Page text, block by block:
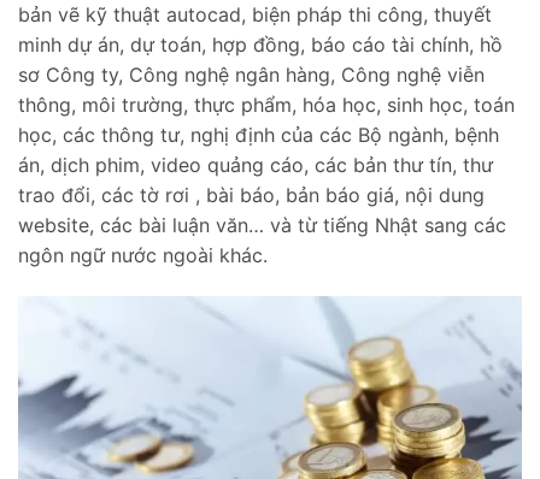
bản vẽ kỹ thuật autocad, biện pháp thi công, thuyết
minh dự án, dự toán, hợp đồng, báo cáo tài chính, hồ
sơ Công ty, Công nghệ ngân hàng, Công nghệ viễn
thông, môi trường, thực phẩm, hóa học, sinh học, toán
học, các thông tư, nghị định của các Bộ ngành, bệnh
án, dịch phim, video quảng cáo, các bản thư tín, thư
trao đổi, các tờ rơi , bài báo, bản báo giá, nội dung
website, các bài luận văn… và từ tiếng Nhật sang các
ngôn ngữ nước ngoài khác.